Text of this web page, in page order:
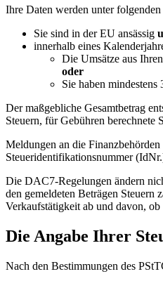
Ihre Daten werden unter
Sie sind in der EU ansässig
innerhalb eines
Die Umsätze aus
oder
Sie haben
Der maßgebliche Gesamtbetrag
Steuern, für Gebühren
Meldungen an die
Steueridentifikationsnummer
Die DAC7-Regelungen ändern
den gemeldeten Beträgen Steuern
Verkaufstätigkeit ab und davon,
Die Angabe Ihrer
Nach den Bestimmungen des